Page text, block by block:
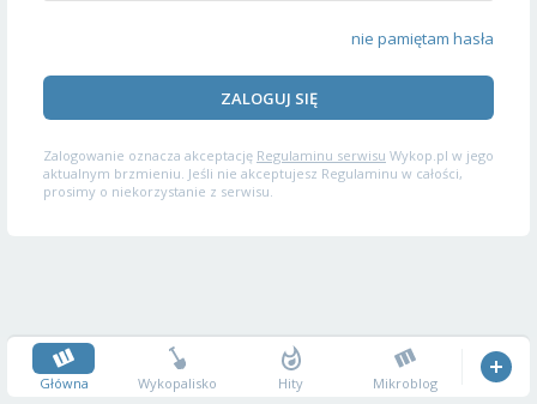
nie pamiętam hasła
ZALOGUJ SIĘ
Zalogowanie oznacza akceptację Regulaminu serwisu Wykop.pl w jego
aktualnym brzmieniu. Jeśli nie akceptujesz Regulaminu w całości,
prosimy o niekorzystanie z serwisu.
Główna Wykopalisko Hity Mikroblog